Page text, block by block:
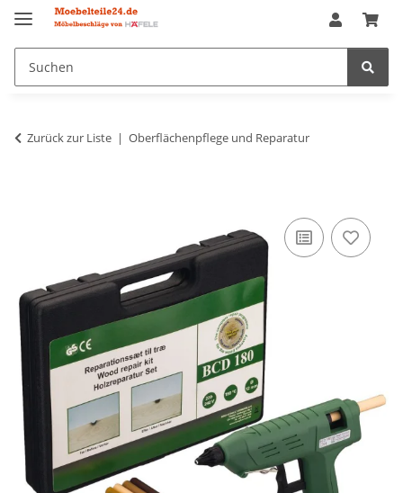
Zurück zur Liste Oberflächenpflege und Reparatur